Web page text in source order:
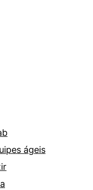
ágeis